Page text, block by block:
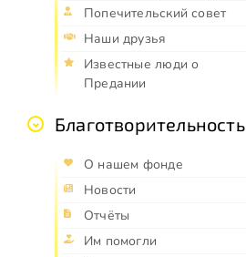
Попечительский совет
Наши друзья
Известные люди о
Предании
Благотворительность
О нашем фонде
Новости
Отчёты
Им помогли